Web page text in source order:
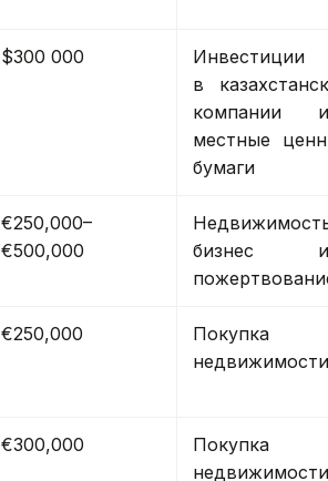
$300 000
Инвестиции
в
компании
местные
бумаги
€250,000–
€500,000
бизнес
€250,000
Покупка
недвижимости
€300,000
Покупка
недвижимости